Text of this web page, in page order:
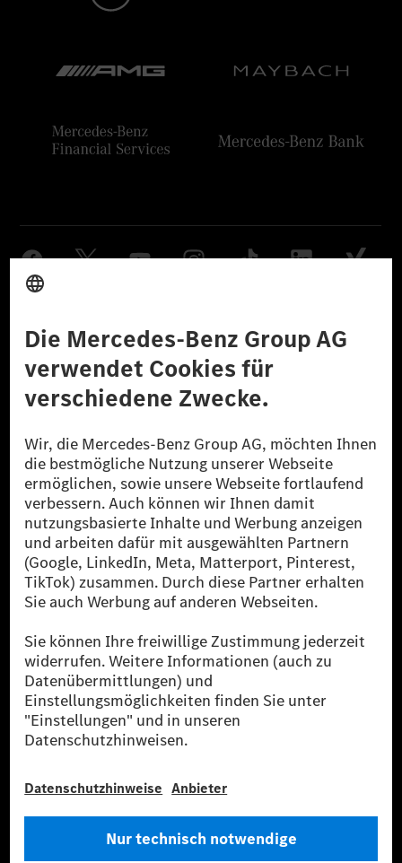
Datenschutz Lizenzhinweise Dritter Barrierefreiheit
© 2026 Mercedes-Benz Group AG. Alle Rechte vorbehalten.
[1] Bilanziell CO₂-neutral bedeutet, dass nicht vermiedene oder nicht
reduzierte CO₂-Emissionen bei der Mercedes-Benz Group durch
zertifizierte Ausgleichsprojekte kompensiert werden.
[2] Renewable Charging ist ein integraler Bestandteil von MB.CHARGE
Public in Europa, den USA, Kanada und China. Sofern an der jeweiligen
Ladestation noch kein Strom aus erneuerbaren Energien vorliegt,
verwendet Renewable Charging Grünstromzertifikate*. Diese stellen
sicher, dass für Ladevorgänge über MB.CHARGE Public eine äquivalente
Strommenge aus erneuerbaren Energien ins Stromnetz eingespeist wird.
* Inkl. EKOenergy Ökolabel
* Die angegebenen Werte wurden nach dem vorgeschriebenen
Messverfahren WLTP (Worldwide harmonised Light vehicles Test
Procedure) ermittelt. Die angegebenen Spannweiten beziehen sich auf
den europäischen Markt. Der Energieverbrauch und der CO₂-Ausstoß
eines Pkw sind nicht nur von der effizienten Ausnutzung des Kraftstoffs
bzw. des Energieträgers durch den Pkw, sondern auch vom Fahrstil und
** Der Stromverbrauch wurde auf der Grundlage der VO 692/2008/EG
Fahrzeugkonfiguration.
*** Angaben zum Stromverbrauch und zur Reichweite sind vorläufig und